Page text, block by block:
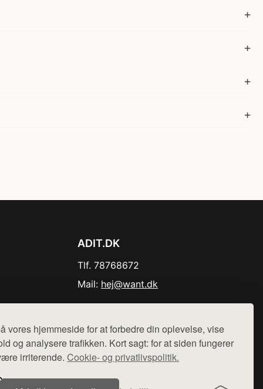
vores hjemmeside for at forbedre din oplevelse, vise
og analysere trafikken. Kort sagt: for at siden fungerer
irriterende. Cookie- og privatlivspolitik.
ADIT.DK
Tlf. 78768672
Mail: hej@want.dk
sælges ikke varer fra denne side - vi henviser til de shops,